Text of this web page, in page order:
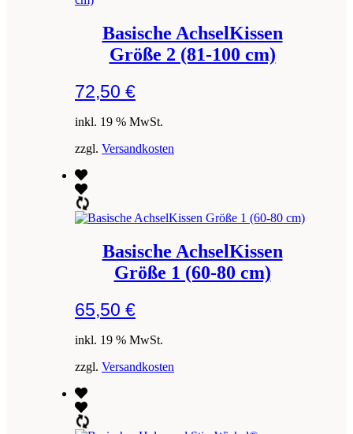
Basische AchselKissen
Größe 2 (81-100 cm)
72,50 €
inkl. 19 % MwSt.
zzgl. Versandkosten
Basische AchselKissen
Größe 1 (60-80 cm)
65,50 €
inkl. 19 % MwSt.
zzgl. Versandkosten